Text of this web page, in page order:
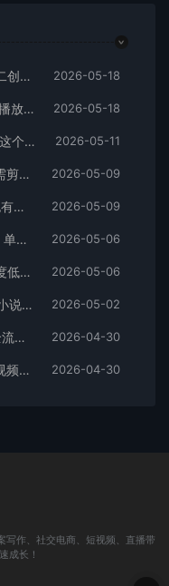
【夯爆了】在头条做《家长里短》二创小故事，这个月收益2w+ 2026-05-18
AI“暴躁老道”赛道，5条作品揽百万播放！（附变现全攻略） 2026-05-18
2026年AI一键生成，动漫转真人，这个月靠这个AI赚了2W+ 2026-05-11
最新AI一键生成影视解说视频，无需剪辑3分钟1条，条条爆款，多平台变现日入2000+ 2026-05-09
2026最新多多虚拟0.01玩法虚拟也有新门路轻松日入2500! 2026-05-09
手机壁纸赚钱秘籍！AI 绘画 0 成本 单店狂销 3.8 万单 2026-05-06
公众号流量主之拍照技巧赛道，难度低+流量大，起号第一篇就爆了10w阅读！ 2026-05-06
26年最新风口项目，AI工具创作写小说，轻松实现日入1000+ 2026-05-02
公众号流量主变现从0-1系统运营全流程讲解！ 2026-04-30
最新：视频号AI一键生成武侠风格视频，狂撸视频号分成收益，学完轻松日入1000+ 2026-04-30
写作、社交电商、短视频、直播带
成长！